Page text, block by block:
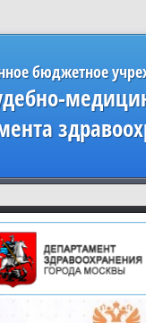
бюджетное